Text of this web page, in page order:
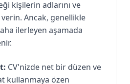
kişilerin adlarını ve
Ancak, genellikle
ilerleyen aşamada
CV'nizde net bir düzen ve
kullanmaya özen